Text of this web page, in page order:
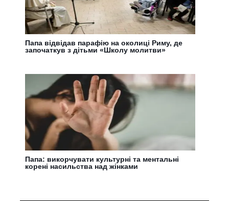
Папа відвідав парафію на околиці Риму, де
започаткув з дітьми «Школу молитви»
Папа: викорчувати культурні та ментальні
корені насильства над жінками